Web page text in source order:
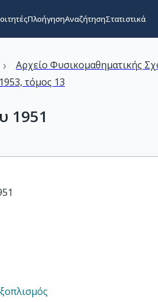
ΠλοήγησηΑναζήτησηΣτατιστικά
› Αρχείο Φυσικομαθηματικής
τόμος 13
1951